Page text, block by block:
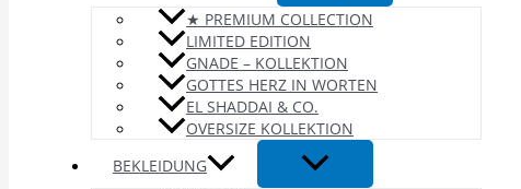
★ PREMIUM COLLECTION
LIMITED EDITION
GNADE – KOLLEKTION
GOTTES HERZ IN WORTEN
EL SHADDAI & CO.
OVERSIZE KOLLEKTION
BEKLEIDUNG